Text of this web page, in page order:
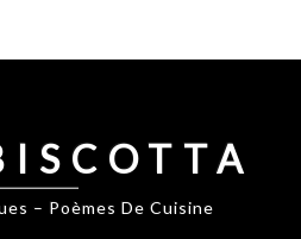
– Poèmes De Cuisine